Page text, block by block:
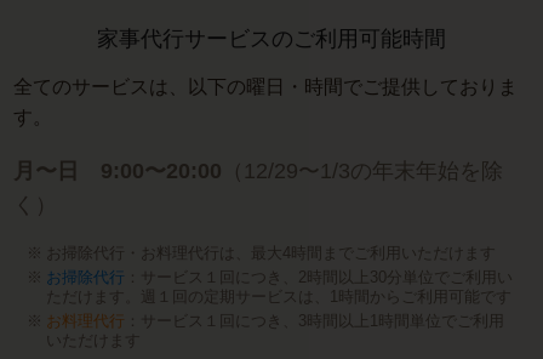
家事代行サービスのご利用可能時間
全てのサービスは、以下の曜日・時間でご提供しておりま
す。
月〜日 9:00〜20:00 （12/29〜1/3の年末年始を除
く）
お掃除代行・お料理代行は、最大4時間までご利用いただけます
お掃除代行 ：サービス１回につき、2時間以上30分単位でご利用い
ただけます。週１回の定期サービスは、1時間からご利用可能です
お料理代行 ：サービス１回につき、3時間以上1時間単位でご利用
いただけます